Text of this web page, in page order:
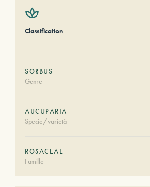
Classification
SORBUS
Genre
AUCUPARIA
Specie/varietà
ROSACEAE
Famille